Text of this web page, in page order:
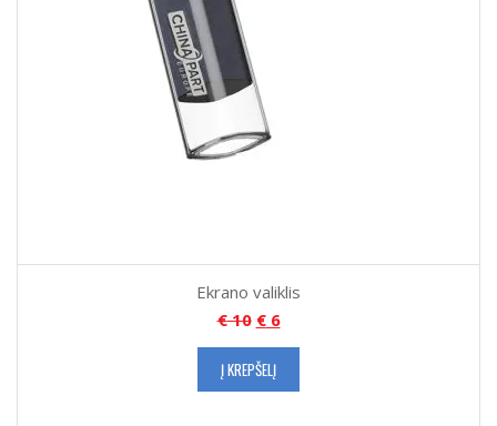
Ekrano valiklis
€10 €6
Į KREPŠELĮ